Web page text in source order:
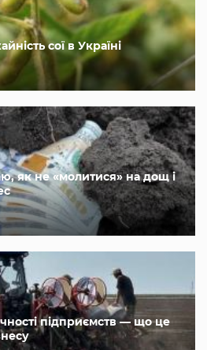
сої в Україні
як не «молитися» на дощ і
підприємств — що це